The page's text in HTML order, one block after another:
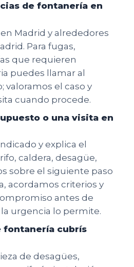
de fontanería en
Madrid y alrededores
Para fugas,
que requieren
puedes llamar al
valoramos el caso y
cuando procede.
o una visita en
y explica el
caldera, desagüe,
sobre el siguiente paso
acordamos criterios y
antes de
urgencia lo permite.
fontanería cubrís
de desagües,